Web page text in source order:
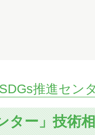
推進セン
ター」技術